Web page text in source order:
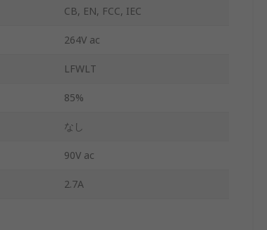
CB, EN, FCC, IEC
264V ac
LFWLT
85%
なし
90V ac
2.7A